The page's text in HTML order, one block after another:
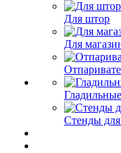
Для штор
Для
Стенды